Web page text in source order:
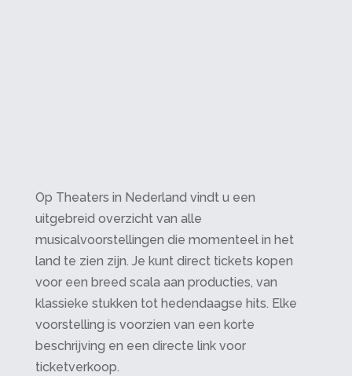
Op Theaters in Nederland vindt u een
uitgebreid overzicht van alle
musicalvoorstellingen die momenteel in het
land te zien zijn. Je kunt direct tickets kopen
voor een breed scala aan producties, van
klassieke stukken tot hedendaagse hits. Elke
voorstelling is voorzien van een korte
beschrijving en een directe link voor
ticketverkoop.